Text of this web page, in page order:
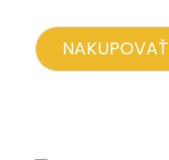
NAKUPOVAŤ